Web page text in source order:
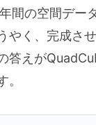
間の空間デー
やく、完成さ
答えが
。